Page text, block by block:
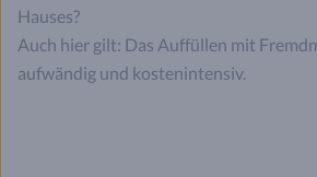
Hauses?
Auch hier gilt: Das Auffüllen mit
aufwändig und kostenintensiv.